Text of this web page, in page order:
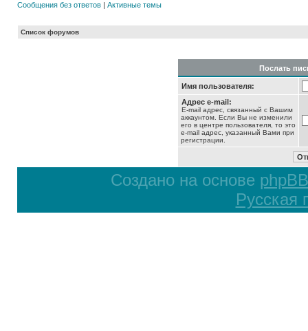
Сообщения без ответов | Активные темы
Список форумов
Послать
Имя пользователя:
Адрес e-mail:
E-mail адрес, связанный с Вашим
аккаунтом. Если Вы не изменили
его в центре пользователя, то это
e-mail адрес, указанный Вами при
регистрации.
Создано на основе phpBB
Русская